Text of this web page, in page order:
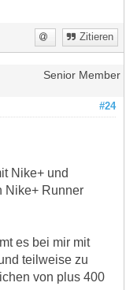
Zitieren
Senior Member
#24
Nike+ und
Nike+ Runner
es bei mir mit
teilweise zu
von plus 400